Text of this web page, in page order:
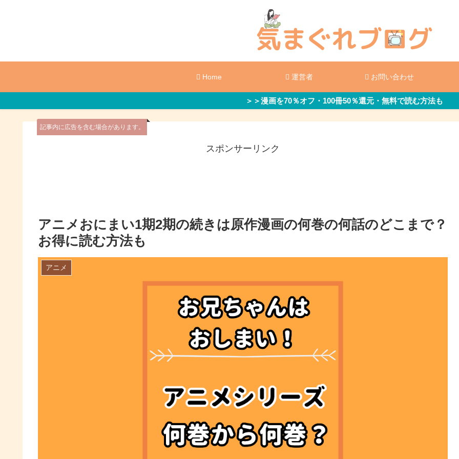
Home 運営者 お問い合わせ
＞＞漫画を70％オフ・100冊50％還元・無料で読む方法も
記事内に広告を含む場合があります。
スポンサーリンク
アニメおにまい1期2期の続きは原作漫画の何巻の何話のどこまで？
お得に読む方法も
アニメ